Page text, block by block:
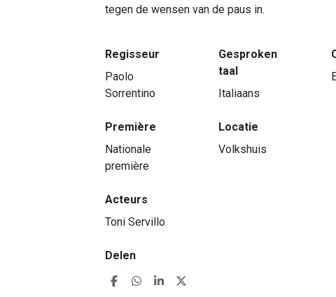
tegen de wensen van de paus in.
Regisseur
Paolo
Sorrentino
Gesproken
taal
Italiaans
Première
Nationale
première
Locatie
Volkshuis
Acteurs
Toni Servillo
Delen